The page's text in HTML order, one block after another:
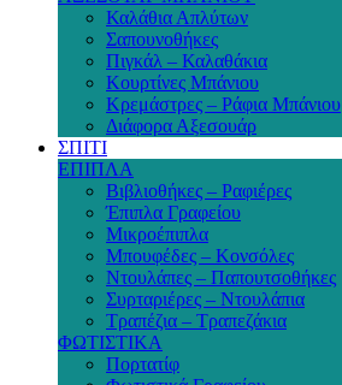
Καλάθια Απλύτων
Σαπουνοθήκες
Πιγκάλ – Καλαθάκια
Κουρτίνες Μπάνιου
Κρεμάστρες – Ράφια Μπάνιου
Διάφορα Αξεσουάρ
ΣΠΙΤΙ
ΕΠΙΠΛΑ
Βιβλιοθήκες – Ραφιέρες
Έπιπλα Γραφείου
Μικροέπιπλα
Μπουφέδες – Κονσόλες
Ντουλάπες – Παπουτσοθήκες
Συρταριέρες – Ντουλάπια
Τραπέζια – Τραπεζάκια
ΦΩΤΙΣΤΙΚΑ
Πορτατίφ